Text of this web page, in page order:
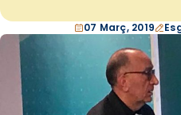
07 Març, 2019